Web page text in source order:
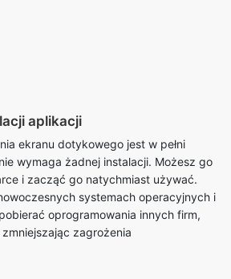
aplikacji
ekranu dotykowego jest w pełni
wymaga żadnej instalacji. Możesz go
i zacząć go natychmiast używać.
systemach operacyjnych i
oprogramowania innych firm,
zagrożenia